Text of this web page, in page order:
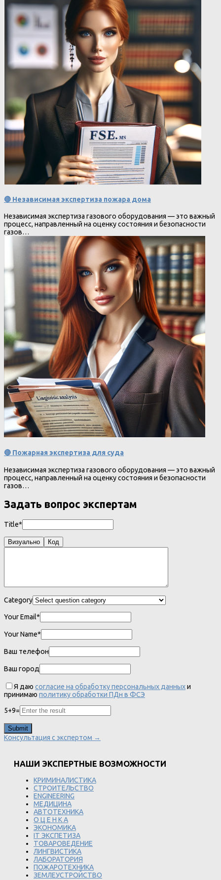
🔴 Независимая экспертиза пожара дома
Независимая экспертиза газового оборудования — это важный
процесс, направленный на оценку состояния и безопасности
газов…
🔴 Пожарная экспертиза для суда
Независимая экспертиза газового оборудования — это важный
процесс, направленный на оценку состояния и безопасности
газов…
Задать вопрос экспертам
Title*
Визуально Код
Category
Your Email*
Your Name*
Ваш телефон
Ваш город
Я даю согласие на обработку персональных данныхи
принимаю политику обработки ПДн в ФСЭ
5+9=
Консультация с экспертом →
НАШИ ЭКСПЕРТНЫЕ ВОЗМОЖНОСТИ
КРИМИНАЛИСТИКА
СТРОИТЕЛЬСТВО
ENGINEERING
МЕДИЦИНА
АВТОТЕХНИКА
О Ц Е Н К А
ЭКОНОМИКА
IT ЭКСПЕТИЗА
ТОВАРОВЕДЕНИЕ
ЛИНГВИСТИКА
ЛАБОРАТОРИЯ
ПОЖАРОТЕХНИКА
ЗЕМЛЕУСТРОЙСТВО